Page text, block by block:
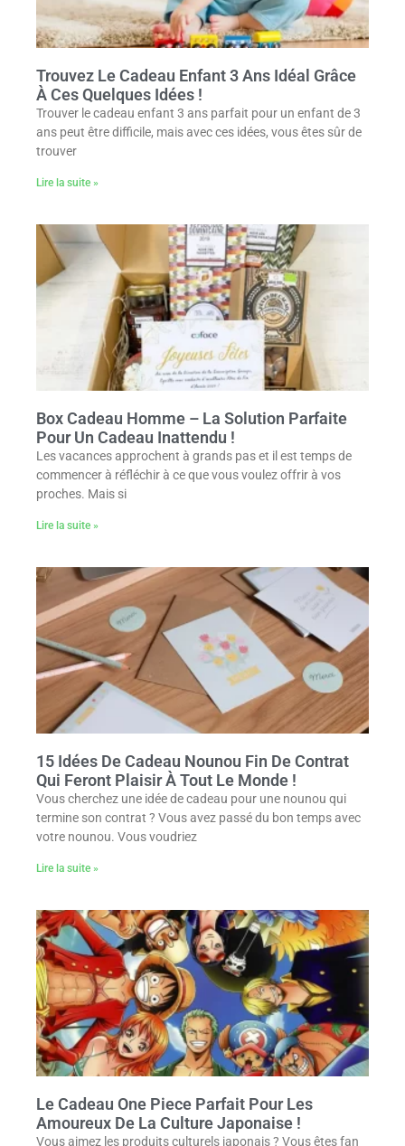
Trouvez Le Cadeau Enfant 3 Ans Idéal Grâce
À Ces Quelques Idées !
Trouver le cadeau enfant 3 ans parfait pour un enfant de 3
ans peut être difficile, mais avec ces idées, vous êtes sûr de
trouver
Lire la suite »
Box Cadeau Homme – La Solution Parfaite
Pour Un Cadeau Inattendu !
Les vacances approchent à grands pas et il est temps de
commencer à réfléchir à ce que vous voulez offrir à vos
proches. Mais si
Lire la suite »
15 Idées De Cadeau Nounou Fin De Contrat
Qui Feront Plaisir À Tout Le Monde !
Vous cherchez une idée de cadeau pour une nounou qui
termine son contrat ? Vous avez passé du bon temps avec
votre nounou. Vous voudriez
Lire la suite »
Le Cadeau One Piece Parfait Pour Les
Amoureux De La Culture Japonaise !
Vous aimez les produits culturels japonais ? Vous êtes fan